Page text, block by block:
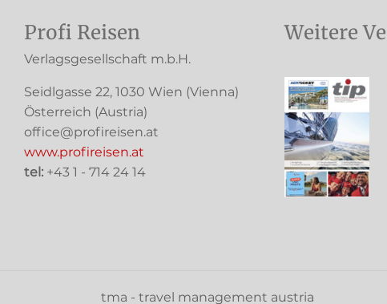
Profi Reisen
Verlagsgesellschaft m.b.H.
Seidlgasse 22, 1030 Wien (Vienna)
Österreich (Austria)
office@profireisen.at
www.profireisen.at
tel: +43 1 - 714 24 14
Weitere
tma - travel management austria